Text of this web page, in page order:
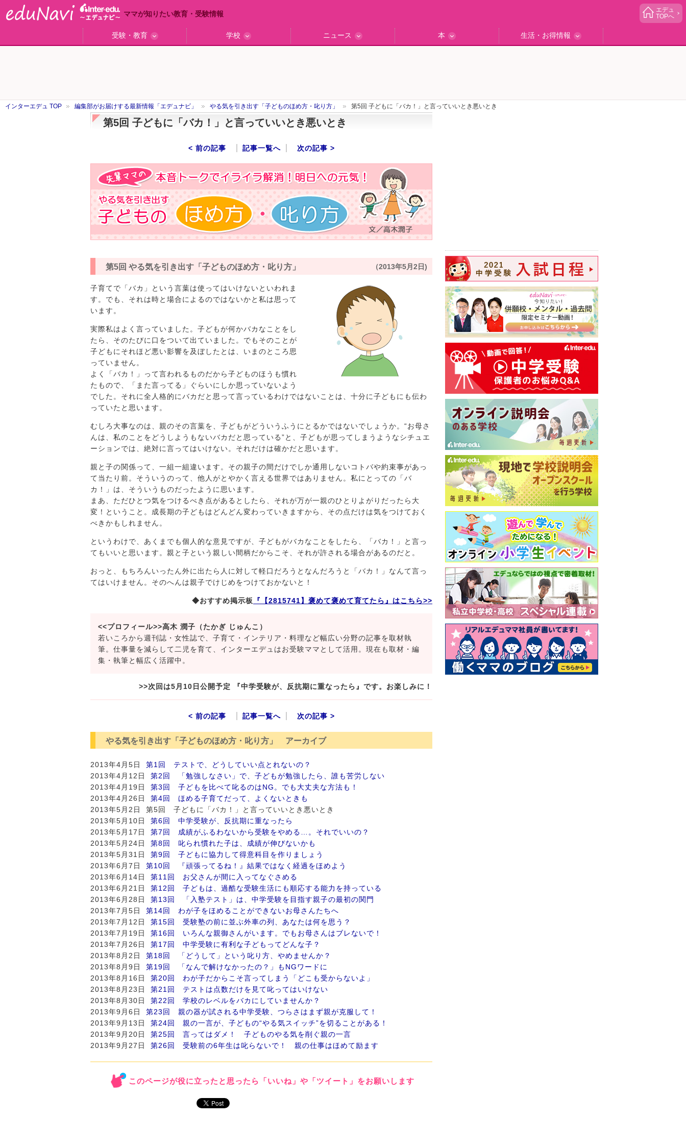
ママが知りたい教育・受験情報
エデュ
TOPへ
受験・教育
学校
ニュース
本
生活・お得情報
インターエデュ TOP 編集部がお届けする最新情報「エデュナビ」 やる気を引き出す「子どものほめ方・叱り方」 第5回 子どもに「バカ！」と言っていいとき悪いとき
第5回 子どもに「バカ！」と言っていいとき悪いとき
< 前の記事 記事一覧へ 次の記事 >
第5回 やる気を引き出す「子どものほめ方・叱り方」 （2013年5月2日)
子育てで「バカ」という言葉は使ってはいけないといわれま
す。でも、それは時と場合によるのではないかと私は思って
います。
実際私はよく言っていました。子どもが何かバカなことをし
たら、そのたびに口をついて出ていました。でもそのことが
子どもにそれほど悪い影響を及ぼしたとは、いまのところ思
っていません。
よく「バカ！」って言われるものだから子どものほうも慣れ
たもので、「また言ってる」ぐらいにしか思っていないよう
でした。それに全人格的にバカだと思って言っているわけではないことは、十分に子どもにも伝わ
っていたと思います。
むしろ大事なのは、親のその言葉を、子どもがどういうふうにとるかではないでしょうか。“お母さ
んは、私のことをどうしようもないバカだと思っている”と、子どもが思ってしまうようなシチュエ
ーションでは、絶対に言ってはいけない。それだけは確かだと思います。
親と子の関係って、一組一組違います。その親子の間だけでしか通用しないコトバや約束事があっ
て当たり前。そういうのって、他人がとやかく言える世界ではありません。私にとっての「バ
カ！」は、そういうものだったように思います。
まあ、ただひとつ気をつけるべき点があるとしたら、それが万が一親のひとりよがりだったら大
変！ということ。成長期の子どもはどんどん変わっていきますから、その点だけは気をつけておく
べきかもしれません。
というわけで、あくまでも個人的な意見ですが、子どもがバカなことをしたら、「バカ！」と言っ
てもいいと思います。親と子という親しい間柄だからこそ、それが許される場合があるのだと。
おっと、もちろんいったん外に出たら人に対して軽口だろうとなんだろうと「バカ！」なんて言っ
てはいけません。そのへんは親子でけじめをつけておかないと！
◆おすすめ掲示板 『【2815741】褒めて褒めて育てたら』はこちら>>
<<プロフィール>>高木 潤子（たかぎ じゅんこ）
若いころから週刊誌・女性誌で、子育て・インテリア・料理など幅広い分野の記事を取材執
筆。仕事量を減らして二児を育て、インターエデュはお受験ママとして活用。現在も取材・編
集・執筆と幅広く活躍中。
>>次回は5月10日公開予定 『中学受験が、反抗期に重なったら』です。お楽しみに！
< 前の記事 記事一覧へ 次の記事 >
やる気を引き出す「子どものほめ方・叱り方」 アーカイブ
2013年4月5日 第1回 テストで、どうしていい点とれないの？
2013年4月12日 第2回 「勉強しなさい」で、子どもが勉強したら、誰も苦労しない
2013年4月19日 第3回 子どもを比べて叱るのはNG。でも大丈夫な方法も！
2013年4月26日 第4回 ほめる子育てだって、よくないときも
2013年5月2日 第5回 子どもに「バカ！」と言っていいとき悪いとき
2013年5月10日 第6回 中学受験が、反抗期に重なったら
2013年5月17日 第7回 成績がふるわないから受験をやめる…。それでいいの？
2013年5月24日 第8回 叱られ慣れた子は、成績が伸びないかも
2013年5月31日 第9回 子どもに協力して得意科目を作りましょう
2013年6月7日 第10回 『頑張ってるね！』結果ではなく経過をほめよう
2013年6月14日 第11回 お父さんが間に入ってなぐさめる
2013年6月21日 第12回 子どもは、過酷な受験生活にも順応する能力を持っている
2013年6月28日 第13回 「入塾テスト」は、中学受験を目指す親子の最初の関門
2013年7月5日 第14回 わが子をほめることができないお母さんたちへ
2013年7月12日 第15回 受験塾の前に並ぶ外車の列、あなたは何を思う？
2013年7月19日 第16回 いろんな親御さんがいます。でもお母さんはブレないで！
2013年7月26日 第17回 中学受験に有利な子どもってどんな子？
2013年8月2日 第18回 「どうして」という叱り方、やめませんか？
2013年8月9日 第19回 「なんで解けなかったの？」もNGワードに
2013年8月16日 第20回 わが子だからこそ言ってしまう「どこも受からないよ」
2013年8月23日 第21回 テストは点数だけを見て叱ってはいけない
2013年8月30日 第22回 学校のレベルをバカにしていませんか？
2013年9月6日 第23回 親の器が試される中学受験、つらさはまず親が克服して！
2013年9月13日 第24回 親の一言が、子どもの“やる気スイッチ”を切ることがある！
2013年9月20日 第25回 言ってはダメ！ 子どものやる気を削ぐ親の一言
2013年9月27日 第26回 受験前の6年生は叱らないで！ 親の仕事はほめて励ます
このページが役に立ったと思ったら「いいね」や「ツイート」をお願いします